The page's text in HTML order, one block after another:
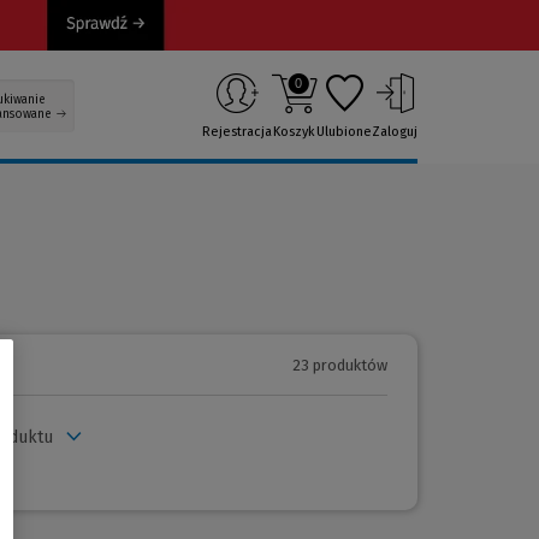
Rejestracja
0
KoszykUlubioneZaloguj
23 produktów